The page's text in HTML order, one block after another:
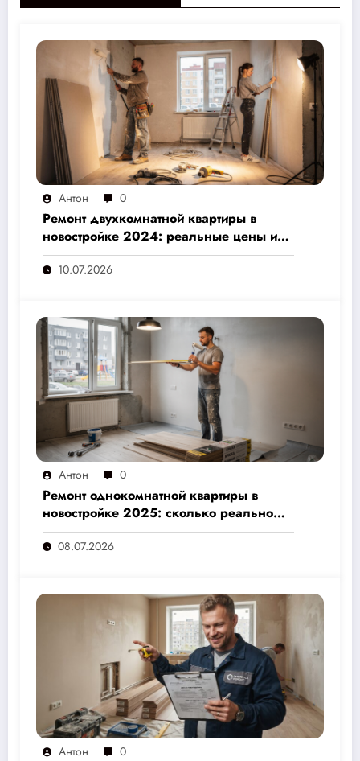
Антон 0
Ремонт двухкомнатной квартиры в
новостройке 2024: реальные цены и
скрытые расходы, которые вам не
назовут подрядчики
10.07.2026
Антон 0
Ремонт однокомнатной квартиры в
новостройке 2025: сколько реально
стоит и как не переплатить — полный
расчёт от 500 000 рублей
08.07.2026
Антон 0